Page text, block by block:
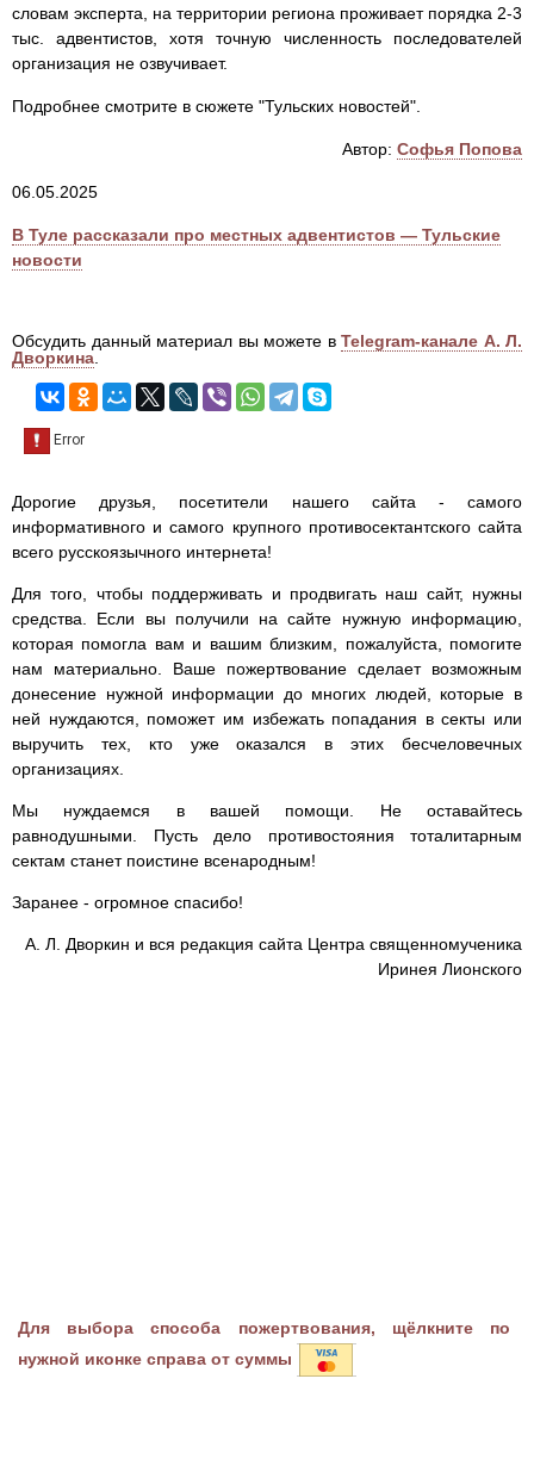
словам эксперта, на территории региона проживает порядка 2-3
тыс. адвентистов, хотя точную численность последователей
организация не озвучивает.
Подробнее смотрите в сюжете "Тульских новостей".
Автор: Софья Попова
06.05.2025
В Туле рассказали про местных адвентистов — Тульские
новости
Обсудить данный материал вы можете в Telegram-канале А. Л.
Дворкина
Дорогие друзья, посетители нашего сайта - самого
информативного и самого крупного противосектантского сайта
всего русскоязычного интернета!
Для того, чтобы поддерживать и продвигать наш сайт, нужны
средства. Если вы получили на сайте нужную информацию,
которая помогла вам и вашим близким, пожалуйста, помогите
нам материально. Ваше пожертвование сделает возможным
донесение нужной информации до многих людей, которые в
ней нуждаются, поможет им избежать попадания в секты или
выручить тех, кто уже оказался в этих бесчеловечных
организациях.
Мы нуждаемся в вашей помощи. Не оставайтесь
равнодушными. Пусть дело противостояния тоталитарным
сектам станет поистине всенародным!
Заранее - огромное спасибо!
А. Л. Дворкин и вся редакция сайта Центра священномученика
Иринея Лионского
Для выбора способа пожертвования, щёлкните по
нужной иконке справа от суммы